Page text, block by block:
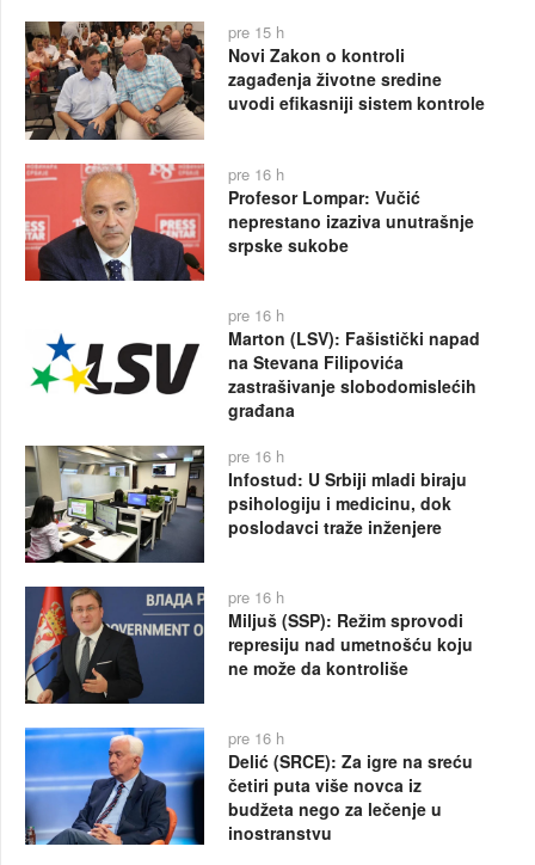
pre 15 h
Novi Zakon o kontroli
zagađenja životne sredine
uvodi efikasniji sistem kontrole
pre 16 h
Profesor Lompar: Vučić
neprestano izaziva unutrašnje
srpske sukobe
pre 16 h
Marton (LSV): Fašistički napad
na Stevana Filipovića
zastrašivanje slobodomislećih
građana
pre 16 h
Infostud: U Srbiji mladi biraju
psihologiju i medicinu, dok
poslodavci traže inženjere
pre 16 h
Miljuš (SSP): Režim sprovodi
represiju nad umetnošću koju
ne može da kontroliše
pre 16 h
Delić (SRCE): Za igre na sreću
četiri puta više novca iz
budžeta nego za lečenje u
inostranstvu